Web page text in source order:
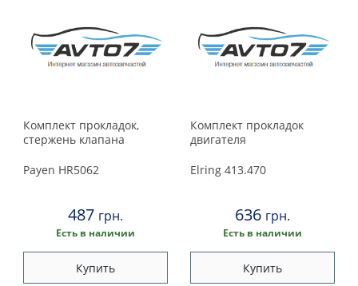
Комплект прокладок,
стержень клапана
Payen HR5062
487 грн.
Есть в наличии
Купить
Комплект прокладок
двигателя
Elring 413.470
636 грн.
Есть в наличии
Купить